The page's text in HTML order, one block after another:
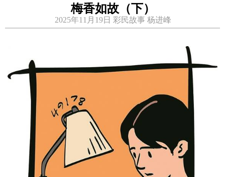
梅香如故（下）
2025年11月19日 彩民故事 杨进峰